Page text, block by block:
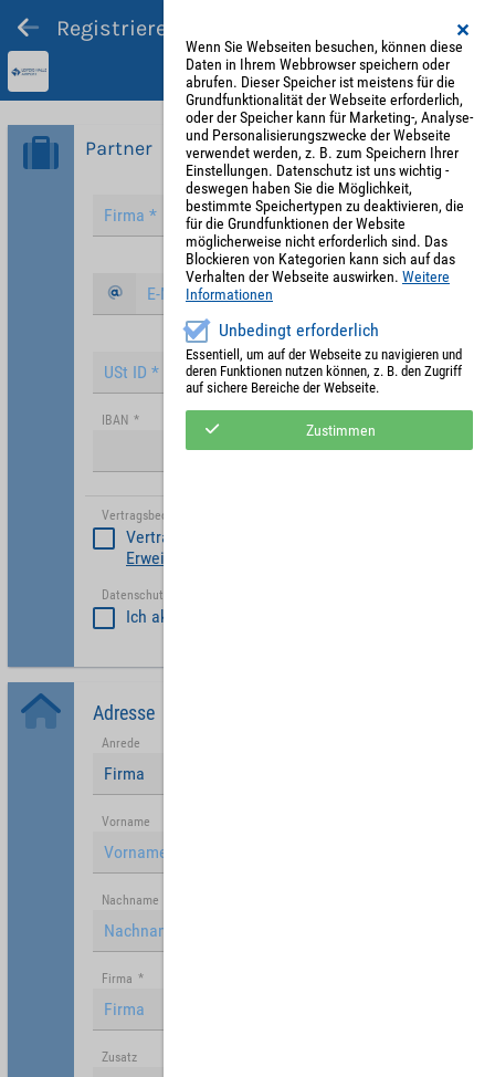
Registrieren und Angebot abgeben
Partner
IBAN *
Vertragsbedinungen akzeptieren
Vertragsbedinungen akzeptieren
Erweiterte Vertragsbedingungen Partner
Datenschutzerklärung akzeptiert
Ich akzeptiere die
Adresse
Anrede
Firma
Vorname
Nachname
Firma *
Zusatz
Wenn Sie Webseiten besuchen, können diese
Daten in Ihrem Webbrowser speichern oder
abrufen. Dieser Speicher ist meistens für die
Grundfunktionalität der Webseite erforderlich,
oder der Speicher kann für Marketing-, Analyse-
und Personalisierungszwecke der Webseite
verwendet werden, z. B. zum Speichern Ihrer
Einstellungen. Datenschutz ist uns wichtig -
deswegen haben Sie die Möglichkeit,
bestimmte Speichertypen zu deaktivieren, die
für die Grundfunktionen der Website
möglicherweise nicht erforderlich sind. Das
Blockieren von Kategorien kann sich auf das
Verhalten der Webseite auswirken. Weitere
Informationen
Unbedingt erforderlich
Essentiell, um auf der Webseite zu navigieren und
deren Funktionen nutzen können, z. B. den Zugriff
auf sichere Bereiche der Webseite.
Zustimmen